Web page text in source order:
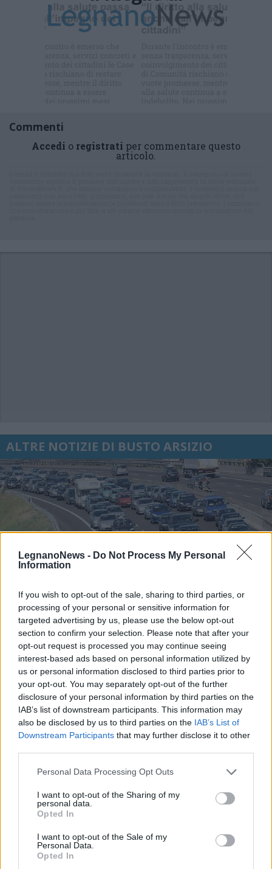
LegnanoNews - Do Not Process My Personal
Information
If you wish to opt-out of the sale, sharing to third parties, or
processing of your personal or sensitive information for
targeted advertising by us, please use the below opt-out
section to confirm your selection. Please note that after your
opt-out request is processed you may continue seeing
interest-based ads based on personal information utilized by
us or personal information disclosed to third parties prior to
your opt-out. You may separately opt-out of the further
disclosure of your personal information by third parties on the
IAB’s list of downstream participants. This information may
also be disclosed by us to third parties on the IAB’s List of
Downstream Participants that may further disclose it to other
Personal Data Processing Opt Outs
I want to opt-out of the Sharing of my
personal data.
Opted In
I want to opt-out of the Sale of my
Personal Data.
Opted In
Iscriviti alla
Commenti
Accedi o registrati per commentare questo
articolo.
ALTRE NOTIZIE DI BUSTO ARSIZIO
VIABILITÀ
Weekend da “bollino nero” per
l’esodo estivo. Previsti oltre 25
milioni di mezzi in viaggio